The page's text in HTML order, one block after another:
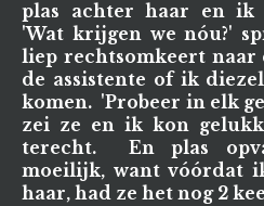
plas achter haar en ik
'Wat krijgen we nóu?'
liep rechtsomkeert naar
de assistente of ik
komen. 'Probeer in elk
zei ze en ik kon
terecht. En plas
moeilijk, want vóórdat
haar, had ze het nog 2